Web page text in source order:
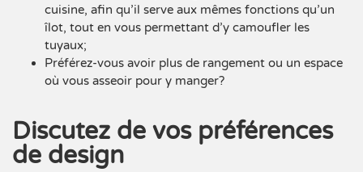
cuisine, afin qu’il serve aux mêmes fonctions qu’un
îlot, tout en vous permettant d’y camoufler les
tuyaux;
Préférez-vous avoir plus de rangement ou un espace
où vous asseoir pour y manger?
Discutez de vos préférences
de design